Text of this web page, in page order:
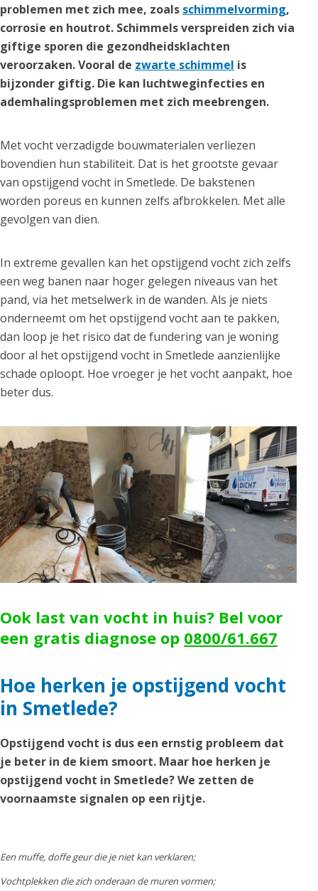
problemen met zich mee, zoals schimmelvorming,
corrosie en houtrot. Schimmels verspreiden zich via
giftige sporen die gezondheidsklachten
veroorzaken. Vooral de zwarte schimmel is
bijzonder giftig. Die kan luchtweginfecties en
ademhalingsproblemen met zich meebrengen.
Met vocht verzadigde bouwmaterialen verliezen
bovendien hun stabiliteit. Dat is het grootste gevaar
van opstijgend vocht in Smetlede. De bakstenen
worden poreus en kunnen zelfs afbrokkelen. Met alle
gevolgen van dien.
In extreme gevallen kan het opstijgend vocht zich zelfs
een weg banen naar hoger gelegen niveaus van het
pand, via het metselwerk in de wanden. Als je niets
onderneemt om het opstijgend vocht aan te pakken,
dan loop je het risico dat de fundering van je woning
door al het opstijgend vocht in Smetlede aanzienlijke
schade oploopt. Hoe vroeger je het vocht aanpakt, hoe
beter dus.
Ook last van vocht in huis? Bel voor
een gratis diagnose op 0800/61.667
Hoe herken je opstijgend vocht
in Smetlede?
Opstijgend vocht is dus een ernstig probleem dat
je beter in de kiem smoort. Maar hoe herken je
opstijgend vocht in Smetlede? We zetten de
voornaamste signalen op een rijtje.
Een muffe, doffe geur die je niet kan verklaren;
Vochtplekken die zich onderaan de muren vormen;